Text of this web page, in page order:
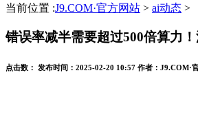
当前位置 :J9.COM·官方网站 > ai动态 >
错误率减半需要超过500倍算力
点击数： 发布时间： 2025-02-20 10:57 作者： J9.COM·